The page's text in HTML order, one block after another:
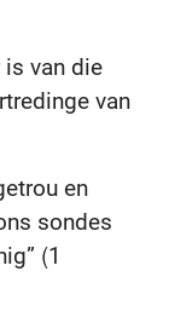
is van die
van
en
sondes
(1